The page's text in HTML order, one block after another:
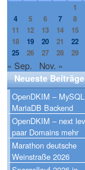
1
4
5 6 7 8
11
12 13 14 15
18
19 20 21 22
25
26 27 28 29
« Sep. Nov. »
Neueste Beiträge
OpenDKIM –
MariaDB Backend
OpenDKIM – next
paar Domains mehr
Marathon deutsche
Weinstraße 2026